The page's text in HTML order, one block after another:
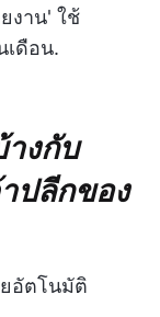
งาน' ใช้
ดือน.
งกับ
ปลีกของ
อัตโนมัติ